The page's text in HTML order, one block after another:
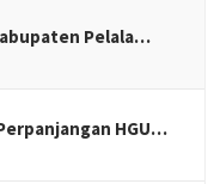
Pelala…
HGU…